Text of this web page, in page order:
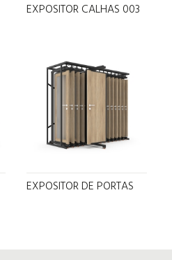
EXPOSITOR CALHAS 003
EXPOSITOR DE PORTAS